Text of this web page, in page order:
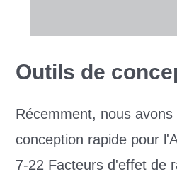
Outils de
Récemment, nous
conception rapide pour
7-22 Facteurs d'effet de